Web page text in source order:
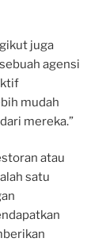
juga
agensi
mudah
mereka.”
atau
satu